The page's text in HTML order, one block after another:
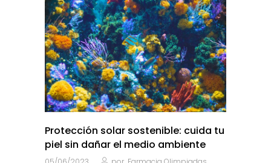
Protección solar sostenible: cuida tu
piel sin dañar el medio ambiente